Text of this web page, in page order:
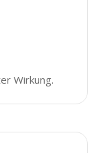
Wirkung.